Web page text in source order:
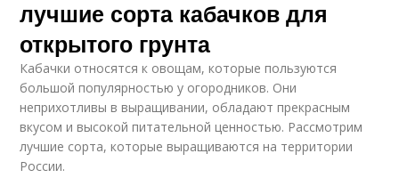
лучшие сорта кабачков для
открытого грунта
Кабачки относятся к овощам, которые пользуются
большой популярностью у огородников. Они
неприхотливы в выращивании, обладают прекрасным
вкусом и высокой питательной ценностью. Рассмотрим
лучшие сорта, которые выращиваются на территории
России.